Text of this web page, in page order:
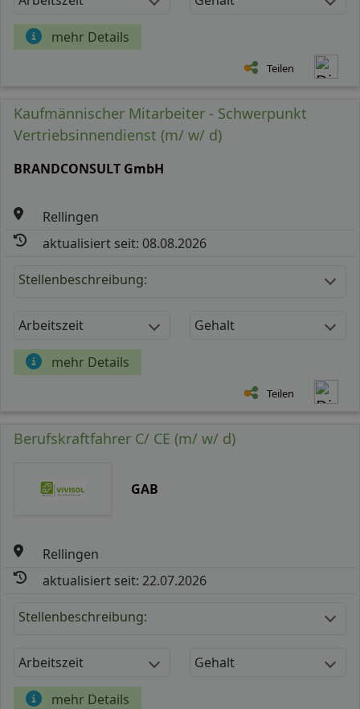
mehr Details
Teilen
Kaufmännischer Mitarbeiter - Schwerpunkt
Vertriebsinnendienst (m/ w/ d)
BRANDCONSULT GmbH
Rellingen
aktualisiert seit: 08.08.2026
Stellenbeschreibung:
Arbeitszeit Gehalt
mehr Details
Teilen
Berufskraftfahrer C/ CE (m/ w/ d)
GAB
Rellingen
aktualisiert seit: 22.07.2026
Stellenbeschreibung:
Arbeitszeit Gehalt
mehr Details